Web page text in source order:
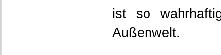
ist so
Außenwelt.